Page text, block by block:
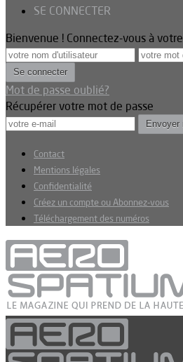
SE CONNECTER
Bienvenue ! Connectez-vous à
Mot de passe oublié?
Récupérer votre mot de passe
Contact
Mentions légales
Confidentialité
Créez un compte ou Abonnez-vous
Téléchargement des numéros